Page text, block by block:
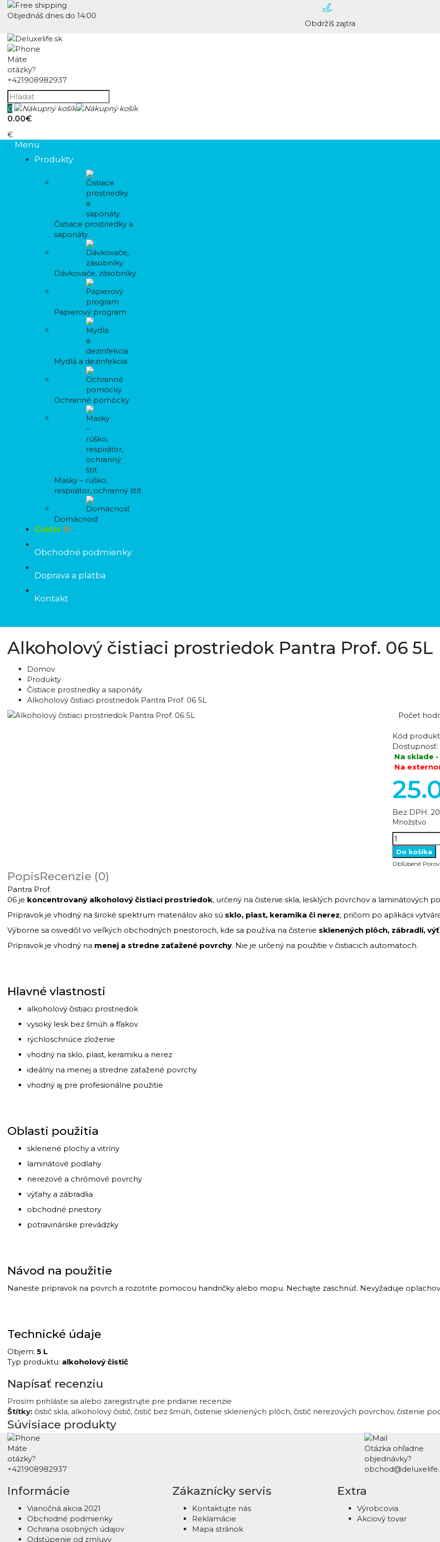
Objednáš dnes do 14:00
Obdržíš zajtra
Máte
otázky?
+421908982937
0
0.00€
€
Menu
Produkty
Čistiace prostriedky a
saponáty
Dávkovače, zásobníky
Papierový program
Mydlá a dezinfekcia
Ochranné pomôcky
Masky – rúško,
respirátor, ochranný štít
Domácnosť
Grátis %
Obchodné podmienky
Doprava a platba
Kontakt
Alkoholový čistiaci prostriedok Pantra Prof. 06 5L
Domov
Produkty
Čistiace prostriedky a saponáty
Alkoholový čistiaci prostriedok Pantra Prof. 06 5L
Počet
Kód
Dostupnosť:
Na sklade
Na
Bez DPH:
Množstvo
Obľúbené
PopisRecenzie (0)
Pantra Prof.
06 je koncentrovaný alkoholový čistiaci prostriedok, určený na čistenie skla, lesklých povrchov a laminátových
Prípravok je vhodný na široké spektrum materiálov ako sú sklo, plast, keramika či nerez, pričom po aplikácii
Výborne sa osvedčil vo veľkých obchodných priestoroch, kde sa používa na čistenie sklenených plôch, zábradlí,
Prípravok je vhodný na menej a stredne zaťažené povrchy. Nie je určený na použitie v čistiacich automatoch.
Hlavné vlastnosti
alkoholový čistiaci prostriedok
vysoký lesk bez šmúh a fľakov
rýchloschnúce zloženie
vhodný na sklo, plast, keramiku a nerez
ideálny na menej a stredne zaťažené povrchy
vhodný aj pre profesionálne použitie
Oblasti použitia
sklenené plochy a vitríny
laminátové podlahy
nerezové a chrómové povrchy
výťahy a zábradlia
obchodné priestory
potravinárske prevádzky
Návod na použitie
Naneste prípravok na povrch a rozotrite pomocou handričky alebo mopu. Nechajte zaschnúť. Nevyžaduje
Technické údaje
Objem: 5 L
Typ produktu: alkoholový čistič
Napísať recenziu
Prosím prihláste sa alebo zaregistrujte pre pridanie recenzie
Štítky: čistič skla, alkoholový čistič, čistič bez šmúh, čistenie sklenených plôch, čistič nerezových povrchov, čistenie
Súvisiace produkty
Máte
otázky?
+421908982937
Otázka ohľadne
objednávky?
Informácie
Vianočná akcia 2021
Obchodné podmienky
Ochrana osobných údajov
Odstúpenie od zmluvy
Zákaznícky servis
Kontaktujte nás
Reklamácie
Mapa stránok
Extra
Výrobcovia
Akciový tovar